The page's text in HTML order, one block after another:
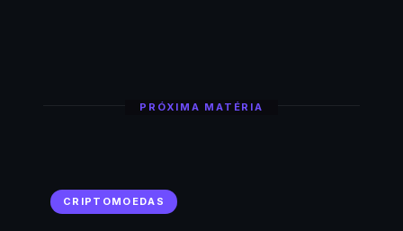
PRÓXIMA MATÉRIA
CRIPTOMOEDAS